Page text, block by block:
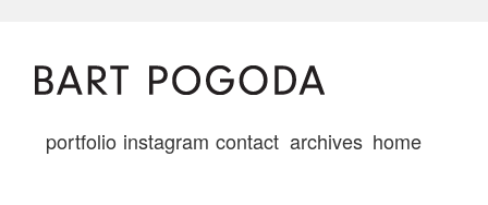
portfolio instagram contact archives home